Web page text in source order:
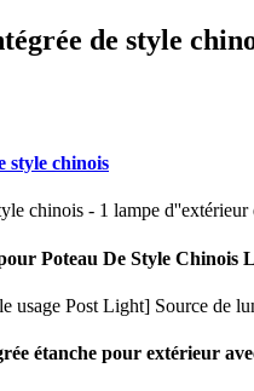
de style
style chinois
chinois - 1 lampe
Poteau De Style Chinois
usage Post Light] Source de
étanche pour extérieur